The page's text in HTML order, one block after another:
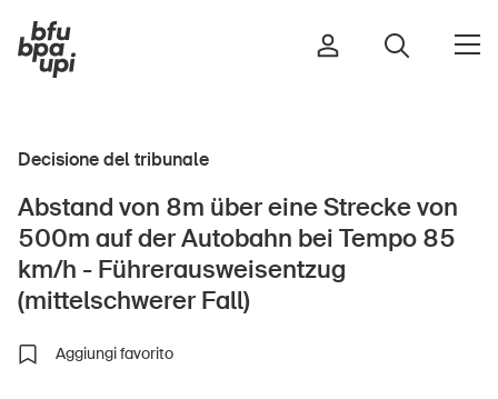
Sport e attività fisica
Edifici e impianti
Decisione del tribunale
Abstand von 8m über eine Strecke von
500m auf der Autobahn bei Tempo 85
km/h - Führerausweisentzug
(mittelschwerer Fall)
Aggiungi favorito